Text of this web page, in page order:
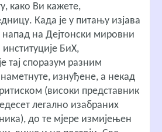
како Ви кажете,
Када је у питању изјава
на Дејтонски мировни
БиХ,
тај споразум разним
изнуђене, а некад
(високи представник
легално изабраних
до те мјере измијењен